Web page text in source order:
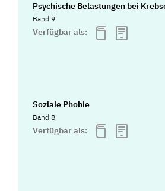
Psychische Belastungen bei
Band 9
Verfügbar als:
Soziale Phobie
Band 8
Verfügbar als: